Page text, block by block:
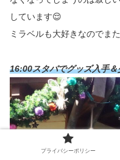
しています😌
ミラベルも大好きなのでま
16:00スタバでグッズ入手＆
プライバシーポリシー